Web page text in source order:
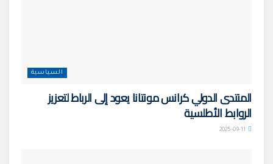
السياسية
المنتدى الدولي كرانس مونتانا يعود إلى الرباط لتعزيز
الروابط الأطلسية